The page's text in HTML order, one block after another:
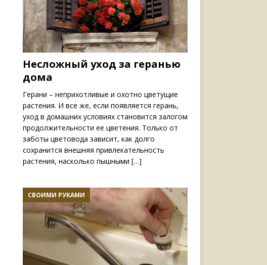
Несложный уход за геранью
дома
Герани – неприхотливые и охотно цветущие
растения. И все же, если появляется герань,
уход в домашних условиях становится залогом
продолжительности ее цветения. Только от
заботы цветовода зависит, как долго
сохранится внешняя привлекательность
растения, насколько пышными […]
СВОИМИ РУКАМИ